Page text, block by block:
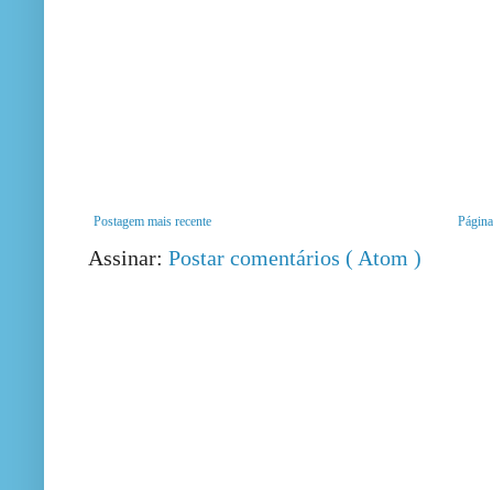
Postagem mais recente
Assinar: Postar comentários ( Atom )